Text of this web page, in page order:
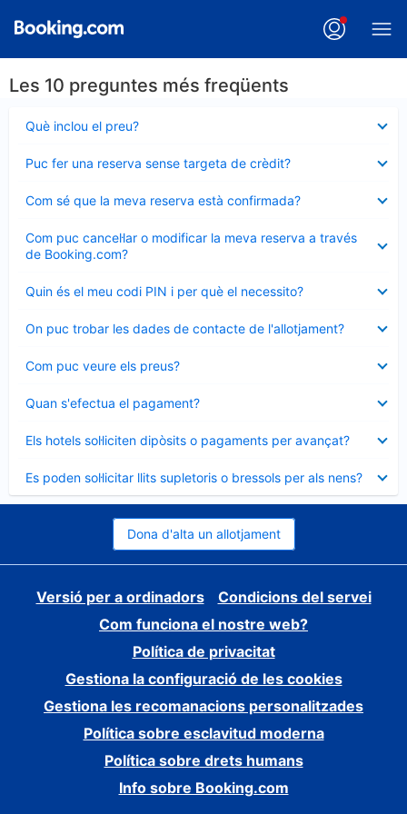
Les 10 preguntes més freqüents
Què inclou el preu?
tancat
Puc fer una reserva sense targeta de crèdit?
tancat
Com sé que la meva reserva està confirmada?
tancat
Com puc cancel·lar o modificar la meva reserva a través
de Booking.com?
tancat
Quin és el meu codi PIN i per què el necessito?
tancat
On puc trobar les dades de contacte de l'allotjament?
tancat
Com puc veure els preus?
tancat
Quan s'efectua el pagament?
tancat
Els hotels sol·liciten dipòsits o pagaments per avançat?
tancat
Es poden sol·licitar llits supletoris o bressols per als nens?
tancat
Dona d'alta un allotjament
Versió per a ordinadors
Condicions del servei
Com funciona el nostre web?
Política de privacitat
Gestiona la configuració de les cookies
Gestiona les recomanacions personalitzades
Política sobre esclavitud moderna
Política sobre drets humans
Info sobre Booking.com